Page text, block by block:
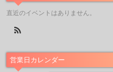
直近のイベントはありません。
営業日カレンダー